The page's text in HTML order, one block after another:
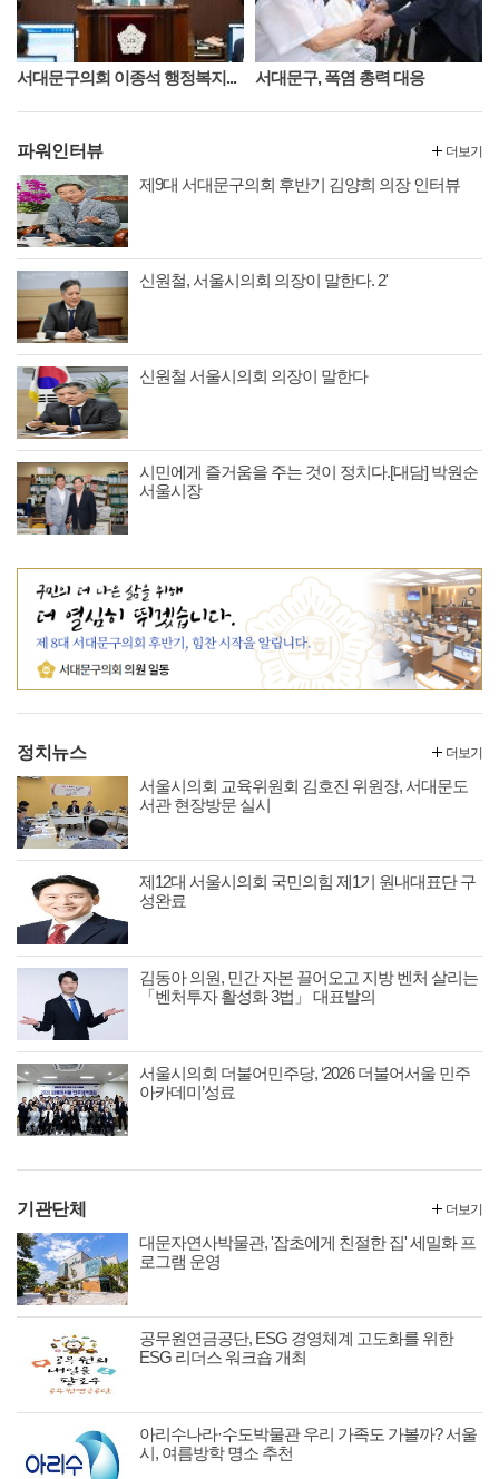
서대문구의회 이종석 행정복지... 서대문구, 폭염 총력 대응
파워인터뷰
제9대 서대문구의회 후반기 김양희 의장 인터뷰
신원철, 서울시의회 의장이 말한다. 2'
신원철 서울시의회 의장이 말한다
시민에게 즐거움을 주는 것이 정치다.[대담] 박원순
서울시장
더보기
정치뉴스
서울시의회 교육위원회 김호진 위원장, 서대문도
서관 현장방문 실시
제12대 서울시의회 국민의힘 제1기 원내대표단 구
성완료
김동아 의원, 민간 자본 끌어오고 지방 벤처 살리는
「벤처투자 활성화 3법」 대표발의
서울시의회 더불어민주당, ‘2026 더불어서울 민주
아카데미’성료
더보기
기관단체
대문자연사박물관, '잡초에게 친절한 집' 세밀화 프
로그램 운영
공무원연금공단, ESG 경영체계 고도화를 위한
ESG 리더스 워크숍 개최
아리수나라·수도박물관 우리 가족도 가볼까? 서울
시, 여름방학 명소 추천
더보기